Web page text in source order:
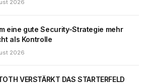
2026
eine gute Security-Strategie mehr
als Kontrolle
2026
VERSTÄRKT DAS STARTERFELD